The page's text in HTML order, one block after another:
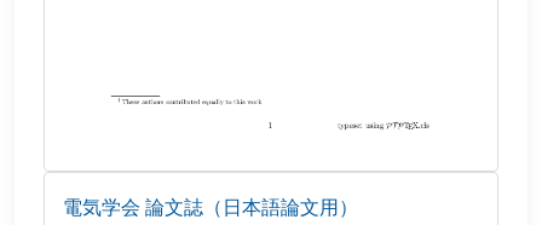
電気学会 論文誌（日本語論文用）